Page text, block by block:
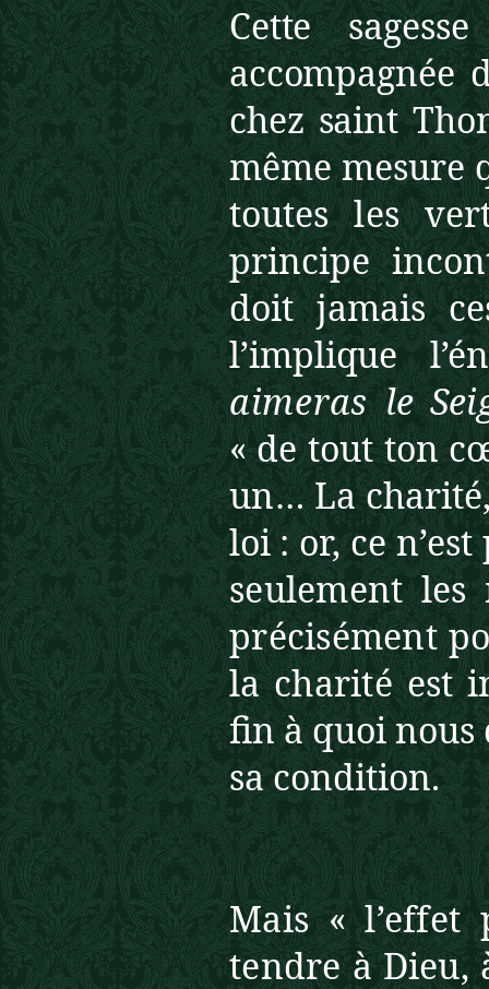
Cette
accompagnée
chez saint
même mesure
toutes les
principe
doit jamais
l’implique
aimeras le
« de tout ton
un… La
loi : or, ce
seulement les
précisément
la charité est
fin à quoi nous
sa condition.
Mais «
tendre à